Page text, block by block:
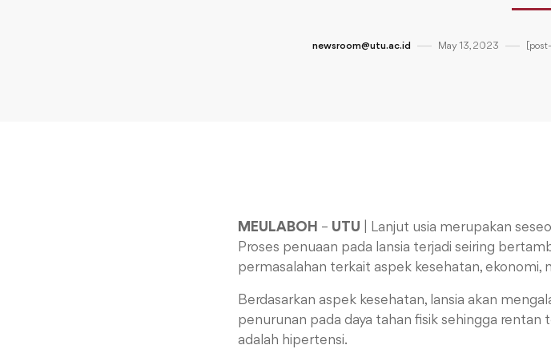
newsroom@utu.ac.id May 13, 2023
MEULABOH – UTU
Lanjut usia merupakan
Proses penuaan pada lansia terjadi seiring
permasalahan terkait aspek kesehatan, ekonomi,
Berdasarkan aspek kesehatan, lansia akan
penurunan pada daya tahan fisik sehingga rentan
adalah hipertensi.